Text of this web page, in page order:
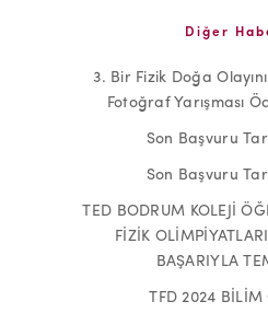
Diğer
3. Bir Fizik Doğa
Fotoğraf Yarışması
Son Başvuru
Son Başvuru
TED BODRUM KOLEJİ
FİZİK
BAŞARIYLA
TFD 2024 BİLİM